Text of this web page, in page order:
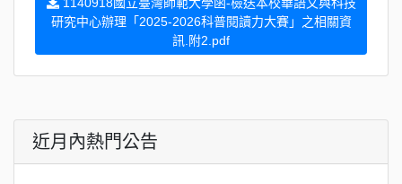
研究中心辦理「2025-2026科普閱讀力大賽」之相關資
訊.附2.pdf
近月內熱門公告